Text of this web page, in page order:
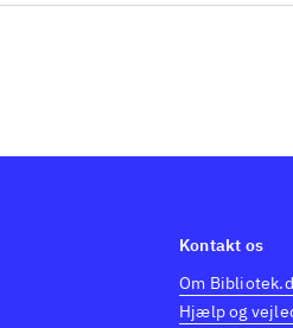
Kontakt os
Om
Hjælp og